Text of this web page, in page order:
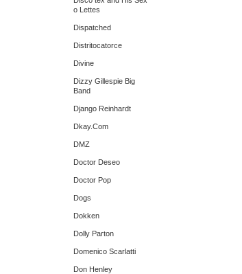
o Lettes
Dispatched
Distritocatorce
Divine
Dizzy Gillespie Big
Band
Django Reinhardt
Dkay.Com
DMZ
Doctor Deseo
Doctor Pop
Dogs
Dokken
Dolly Parton
Domenico Scarlatti
Don Henley